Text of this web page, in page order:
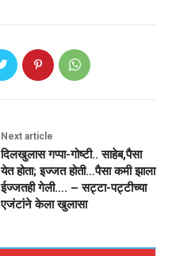
Next article
दिलखुलास गप्पा-गोष्टी.. साहेब,पैसा
येत होता; इज्जत होती…पैसा कमी झाला
ईज्जतही गेली…. – सट्टा-पट्टीच्या
एजंटांने केला खुलासा